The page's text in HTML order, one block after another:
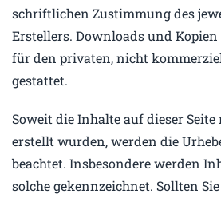
schriftlichen Zustimmung des
Erstellers. Downloads und
für den privaten, nicht
gestattet.
Soweit die Inhalte auf dieser
erstellt wurden, werden die
beachtet. Insbesondere werden
solche gekennzeichnet. Sollten